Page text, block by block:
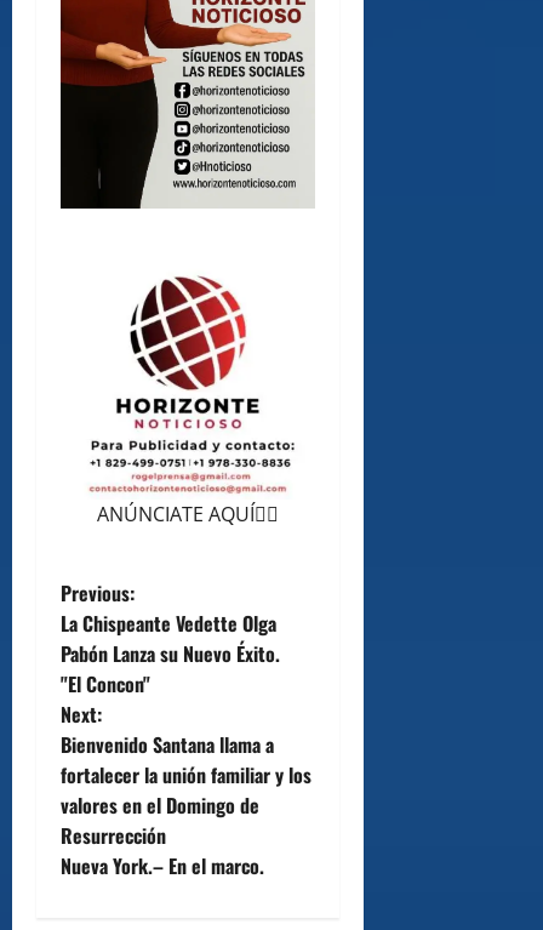
ANÚNCIATE AQUÍ👆🏻
P
o
s
t
n
a
Previous:
La Chispeante Vedette Olga
Pabón Lanza su Nuevo Éxito.
"El Concon"
Next:
Bienvenido Santana llama a
fortalecer la unión familiar y los
valores en el Domingo de
Resurrección
Nueva York.– En el marco.